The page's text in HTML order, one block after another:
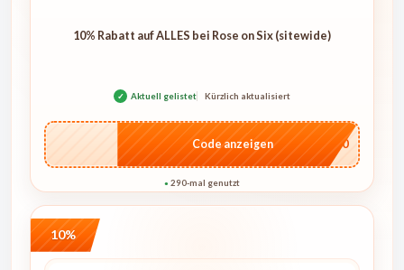
10% Rabatt auf ALLES bei Rose on Six (sitewide)
✓ Aktuell gelistet Kürzlich aktualisiert
…4U10
Code anzeigen
● 290-mal genutzt
10%